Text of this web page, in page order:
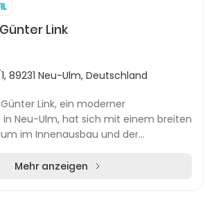
Link
89231 Neu-Ulm, Deutschland
Link, ein moderner
in Neu-Ulm, hat sich mit einem breiten
im Innenausbau und der
Mehr anzeigen